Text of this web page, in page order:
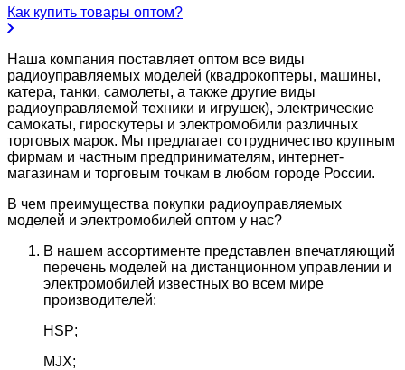
Как купить товары оптом?
Наша компания поставляет оптом все виды
радиоуправляемых моделей (квадрокоптеры, машины,
катера, танки, самолеты, а также другие виды
радиоуправляемой техники и игрушек), электрические
самокаты, гироскутеры и электромобили различных
торговых марок. Мы предлагает сотрудничество крупным
фирмам и частным предпринимателям, интернет-
магазинам и торговым точкам в любом городе России.
В чем преимущества покупки радиоуправляемых
моделей и электромобилей оптом у нас?
В нашем ассортименте представлен впечатляющий
перечень моделей на дистанционном управлении и
электромобилей известных во всем мире
производителей:
HSP;
MJX;